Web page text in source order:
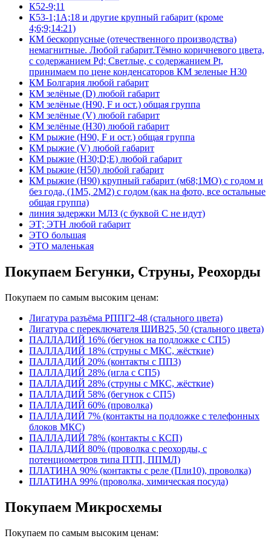
К52-9;11
К53-1;1А;18 и другие крупный габарит (кроме
4;6;9;14:21)
КМ бескорпусные (отечественного производства)
немагнитные. Любой габарит.Тёмно коричневого цвета,
с содержанием Pd; Светлые, с содержанием Pt,
принимаем по цене конденсаторов КМ зеленые Н30
КМ Болгария любой габарит
КМ зелёные (D) любой габарит
КМ зелёные (H90, F и ост.) общая группа
КМ зелёные (V) любой габарит
КМ зелёные (Н30) любой габарит
КМ рыжие (H90, F и ост.) общая группа
КМ рыжие (V) любой габарит
КМ рыжие (Н30;D;E) любой габарит
КМ рыжие (Н50) любой габарит
КМ рыжие (Н90) крупный габарит (м68;1МО) с годом и
без года, (1М5, 2М2) с годом (как на фото, все остальные
общая группа)
линия задержки МЛЗ (с буквой С не идут)
ЭТ; ЭТН любой габарит
ЭТО большая
ЭТО маленькая
Покупаем Бегунки, Струны, Реохорды
Покупаем по самым высоким ценам:
Лигатура разъёма РППГ2-48 (стального цвета)
Лигатура с переключателя ШИВ25, 50 (стального цвета)
ПАЛЛАДИЙ 16% (бегунок на подложке с СП5)
ПАЛЛАДИЙ 18% (струны с МКС, жёсткие)
ПАЛЛАДИЙ 20% (контакты с ПП3)
ПАЛЛАДИЙ 28% (игла с СП5)
ПАЛЛАДИЙ 28% (струны с МКС, жёсткие)
ПАЛЛАДИЙ 58% (бегунок с СП5)
ПАЛЛАДИЙ 60% (проволка)
ПАЛЛАДИЙ 7% (контакты на подложке с телефонных
блоков МКС)
ПАЛЛАДИЙ 78% (контакты с КСП)
ПАЛЛАДИЙ 80% (проволка с реохорды, с
потенциометров типа ПТП, ППМЛ)
ПЛАТИНА 90% (контакты с реле (Пли10), проволка)
ПЛАТИНА 99% (проволка, химическая посуда)
Покупаем Микросхемы
Покупаем по самым высоким ценам: